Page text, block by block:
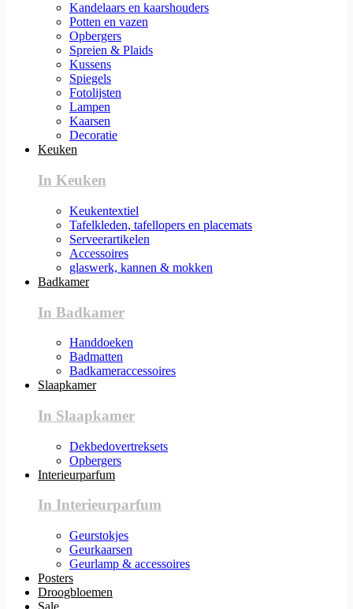
Kandelaars en kaarshouders
Potten en vazen
Opbergers
Spreien & Plaids
Kussens
Spiegels
Fotolijsten
Lampen
Kaarsen
Decoratie
Keuken
In Keuken
Keukentextiel
Tafelkleden, tafellopers en placemats
Serveerartikelen
Accessoires
glaswerk, kannen & mokken
Badkamer
In Badkamer
Handdoeken
Badmatten
Badkameraccessoires
Slaapkamer
In Slaapkamer
Dekbedovertreksets
Opbergers
Interieurparfum
In Interieurparfum
Geurstokjes
Geurkaarsen
Geurlamp & accessoires
Posters
Droogbloemen